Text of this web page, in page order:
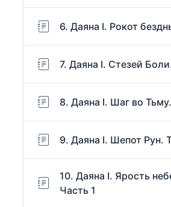
6. Даяна I. Рокот
7. Даяна I. Стезей
8. Даяна I. Шаг во
9. Даяна I. Шепот Рун.
10. Даяна I. Ярость
Часть 1